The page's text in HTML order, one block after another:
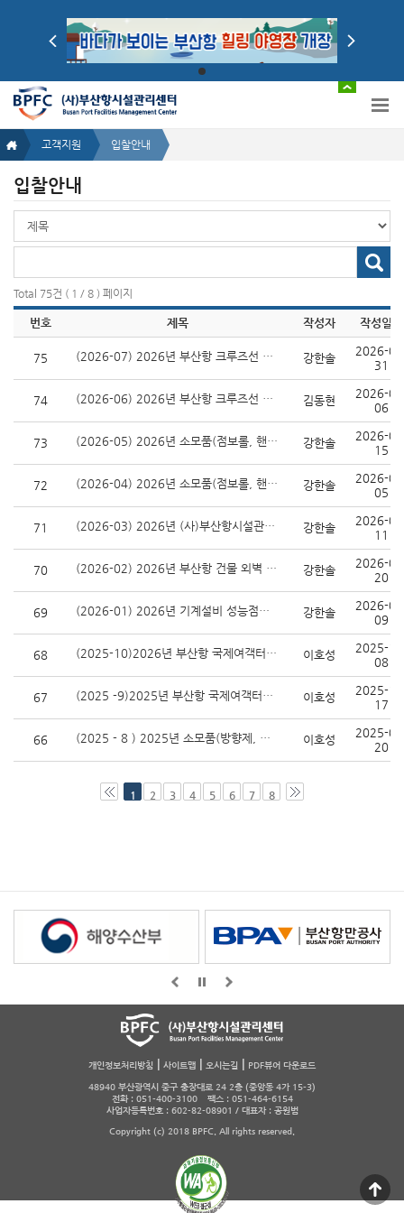
고객지원 입찰안내
입찰안내
안
글
검
색
안
내
글
색
Total 75건 ( 1 / 8 ) 페이지
번호 제목 작성자 작성일자
75 (2026-07) 2026년 부산항 크루즈선 입·출항 대비 안전 경호 지원 용역 강한솔
2026-
31
74 (2026-06) 2026년 부산항 크루즈선 입·출항 대비 안전 경호 지원 용역 김동현
2026-
06
73 (2026-05) 2026년 소모품(점보롤, 핸드타올) 단가계약 입찰 공고(재공고) 강한솔
2026-
15
72 (2026-04) 2026년 소모품(점보롤, 핸드타올) 단가계약 입찰 공고 강한솔
2026-
05
71 (2026-03) 2026년 (사)부산항시설관리센터 관목 전정 및 제초작업 용역 입찰 공고 강한솔
2026-
11
70 (2026-02) 2026년 부산항 건물 외벽 청소 용역 입찰 강한솔
2026-
20
69 (2026-01) 2026년 기계설비 성능점검 용역 입찰 공고 강한솔
2026-
09
68 (2025-10)2026년 부산항 국제여객터미널해수 처리시설 청소 및 폐기물 처리 용역 공고 이호성
2025-
08
67 (2025 -9)2025년 부산항 국제여객터미널 공기조화기 필터 교체 용역 입찰 이호성
2025-
17
66 (2025 - 8 ) 2025년 소모품(방향제, 손세정제) 단가계약 입찰 공고(재공고) 이호성
2025-
20
1 2 3 4 5 6 7 8
개인정보처리방침 사이트맵 오시는길 PDF뷰어 다운로드
48940 부산광역시 중구 충장대로 24 2층 (중앙동 4가 15-3)
전화 : 051-400-3100 팩스 : 051-464-6154
사업자등록번호 : 602-82-08901 / 대표자 : 공원범
Copyright (c) 2018 BPFC. All rights reserved.